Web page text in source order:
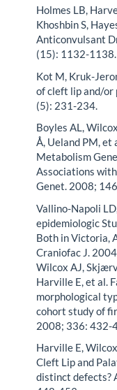
Holmes LB,
Khoshbin S,
Anticonvulsant
(15): 1132-1138.
Kot M, Kruk-
of cleft lip and/or
(5): 231-234.
Boyles AL,
Å, Ueland PM, et
Metabolism
Associations
Genet. 2008;
Vallino-Napoli
epidemiologic
Both in Victoria,
Craniofac J.
Wilcox AJ,
Harville E, et al.
morphological
cohort study of
2008; 336: 432-
Harville E,
Cleft Lip and
distinct defects?